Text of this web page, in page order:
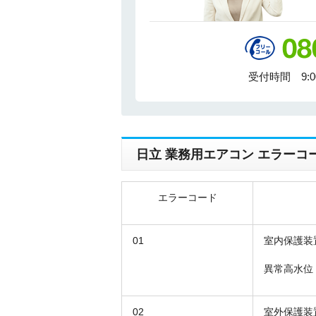
受付時間
日立 業務用エアコン エラーコ
エラーコード
01 室内保護
異常高水位
02 室外保護装